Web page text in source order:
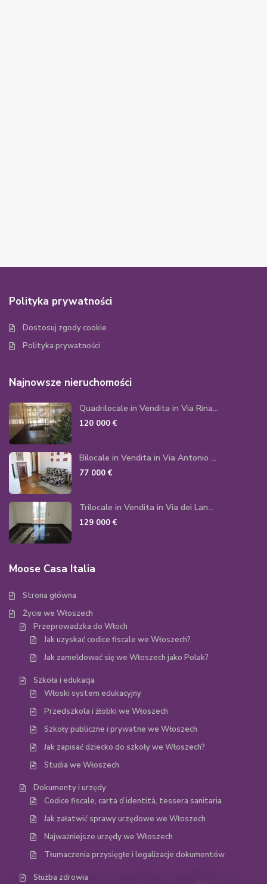
Polityka prywatności
Dostosuj zgody cookie
Polityka prywatności
Najnowsze nieruchomości
Quadrilocale in Vendita in Via Rina...
120 000 €
Bilocale in Vendita in Via Antonio ...
77 000 €
Trilocale in Vendita in Via dei Lan...
129 000 €
Moose Casa Italia
Strona główna
Życie we Włoszech
Przeprowadzka do Włoch
Jak uzyskać codice fiscale we Włoszech?
Jak zameldować się we Włoszech jako Polak?
Szkoła i edukacja
Włoski system edukacyjny
Przedszkola i żłobki we Włoszech
Szkoły publiczne i prywatne we Włoszech
Jak zapisać dziecko do szkoły we Włoszech?
Studia we Włoszech
Dokumenty i urzędy
Codice fiscale, carta d’identità, tessera sanitaria
Jak załatwić sprawy urzędowe we Włoszech
Najważniejsze urzędy we Włoszech
Tłumaczenia przysięgłe i legalizacje dokumentów
Służba zdrowia